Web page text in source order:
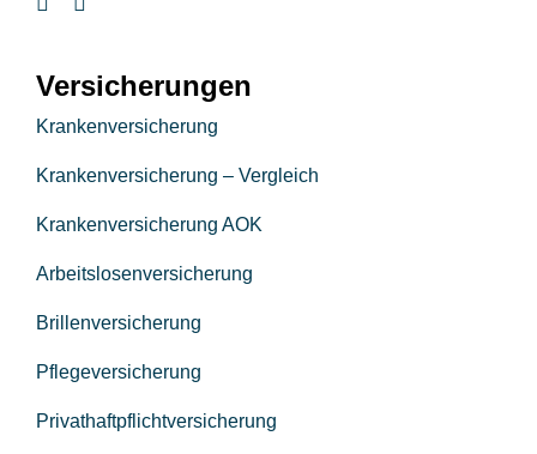
Versicherungen
Krankenversicherung
Krankenversicherung – Vergleich
Krankenversicherung AOK
Arbeitslosenversicherung
Brillenversicherung
Pflegeversicherung
Privathaftpflichtversicherung